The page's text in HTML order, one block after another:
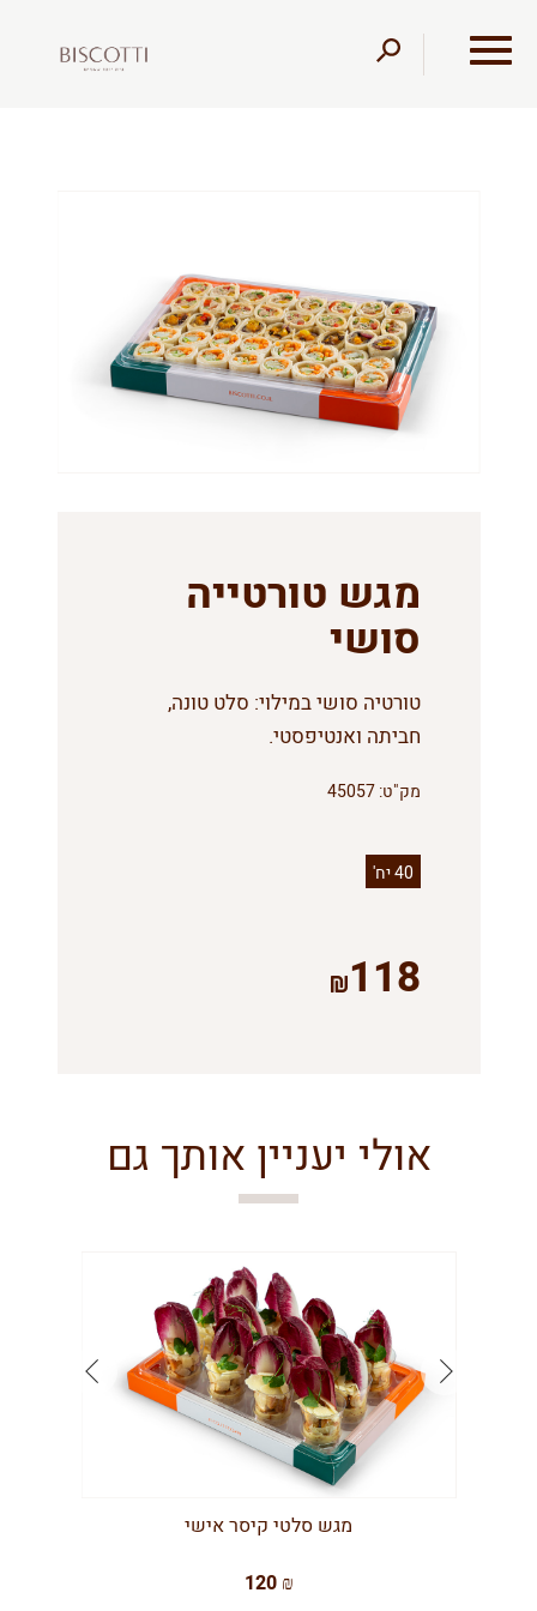
עמוד הבית מגשי אירוח
מגש
מגש טורטייה
סושי
טורטיה סושי במילוי: סלט טונה,
חביתה ואנטיפסטי.
מק"ט:45057
40 יח'
118
אולי יעניין אותך גם
מגש סלטי קיסר אישי
120 ₪